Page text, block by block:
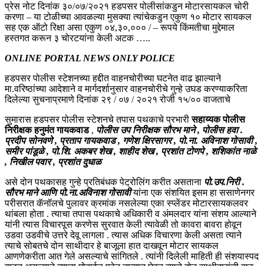
प्रेस नोट दिनांक ३०/०७/२०२१ हडपसर पोलीसांकडुन मोटारसायकल चोरी
करणा – या टोळीच्या आवळल्या मुसक्या त्यांचेकडुन एकुण १० मोटार सायकल
सह एक ऑटो रिक्षा असा एकुण ०४,३०,००० / – रूपये किंमतीचा मुद्देमाल
हस्तगत करून ३ चोरटयांना केली अटक …..
ONLINE PORTAL NEWS ONLY POLICE
हडपसर पोलीस स्टेशनच्या हद्दीत वाहनचोरीच्या घटनेत वाढ झाल्याने
मा.वरिष्ठांच्या आदेशाने व मार्गदर्शानुसार वाहनचोरीचे गुन्हे उघड करण्याकरिता
दिलेल्या सुचनाप्रमाणे दिनांक २९ / ०७ / २०२१ रोजी १५/०० वाजताचे
सुमारास हडपसर पोलीस स्टेशनचे तपास पथकाचे प्रभारीसहाय्यक पोलीस
निरीक्षक हनुमंत गायकवाड, पोलीस उप निरीक्षक सौरभ माने , पोलीस हवा .
प्रदीप सोनवणे , प्रताप गायकवाड , गणेश क्षिरसागर , पो.ना. अविनाश गोसावी ,
समीर पांडूळे , पो.शि. अकबर शेख , शाहीद शेख , प्रशांत टोणपे , शशिकांत नाळे
, निखील पवार , प्रशांत दुधाळ
असे दोन पथकासह गुन्हे प्रतिबंधक पेट्रोलिंग करीत असताना पो.उप.निरी .
सौरभ माने आणि पो.ना.अविनाश गोसावीयांना एक संशयित इसम हा ससाणेनगर
परीसरात कॅनॉलचे पुलावर क्रमांक नसलेल्या एका स्प्लेंडर मोटारसायकलवर
थांबला होता . त्याचा तपास पथकाचे अधिकारी व अंमलदार यांना संशय आल्याने
यांनी त्यास विचारपूस करणेस सुरवात केली त्यावेळी तो कावरा बावरा होवून
उडवा उडवीचे उत्तरे देवू लागला . त्यास अधिक विचारणा केली असता त्याने
त्याचे सोबतचे दोन साथीदार हे बाजूला हात दाखवून मोटार सायकल
आणणेकरीता आत गेले असल्याचे सांगितले . त्यांनी दिलेली माहिती ही संशयास्पद